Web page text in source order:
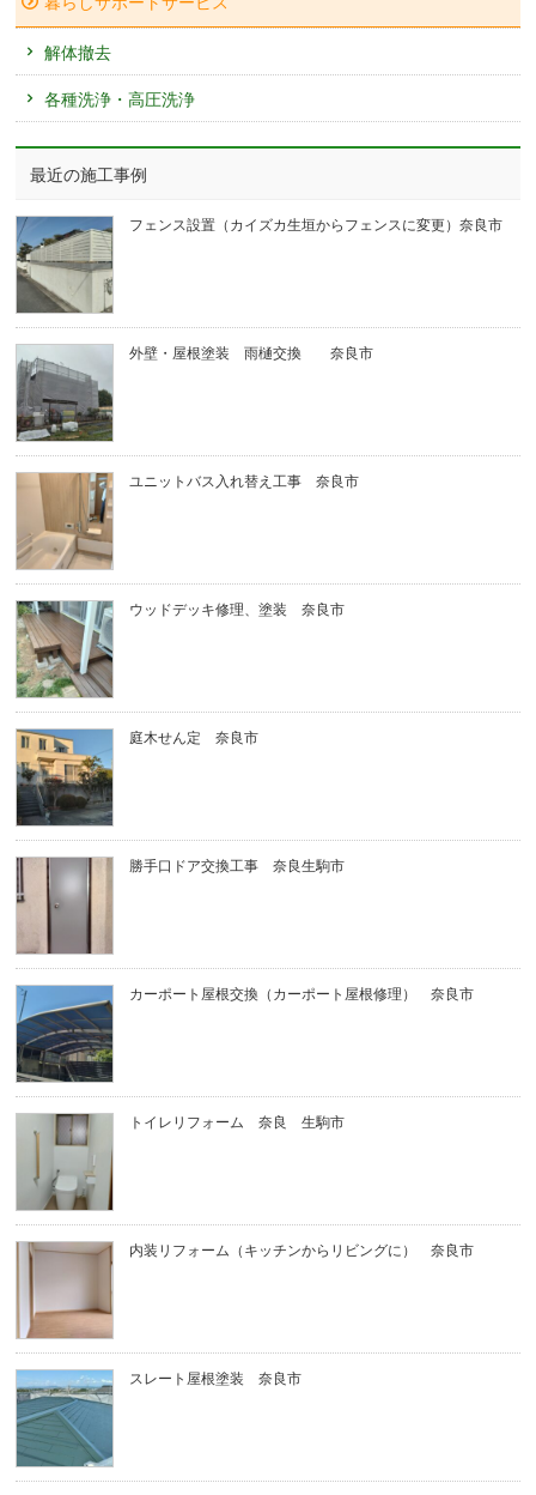
解体撤去
各種洗浄・高圧洗浄
最近の施工事例
フェンス設置（カイズカ生垣からフェンスに変更）奈良市
外壁・屋根塗装 雨樋交換 奈良市
ユニットバス入れ替え工事 奈良市
ウッドデッキ修理、塗装 奈良市
庭木せん定 奈良市
勝手口ドア交換工事 奈良生駒市
カーポート屋根交換（カーポート屋根修理） 奈良市
トイレリフォーム 奈良 生駒市
内装リフォーム（キッチンからリビングに） 奈良市
スレート屋根塗装 奈良市